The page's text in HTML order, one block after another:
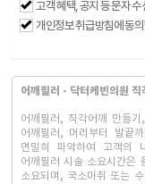
고객 혜택, 공지 등 문자
개인정보 취급방침에 동
어깨필러 - 닥터케빈의원 직
어깨필러, 직각어깨 만들
어깨필러, 머리부터 발끝
면밀히 파악하여 고객의
어깨필러 시술 소요시간은
소요되며, 국소마취 또는